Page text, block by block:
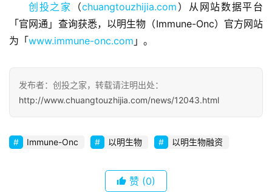
商
业
察
初
业
投稿
创投之家 （chuangtouzhijia.com ）从网站数据平台
「官网通」查询获悉，以明生物（Immune-Onc）官方网站
为「www.immune-onc.com 」。
发布者：创投之家，转载请注明出处：
http://www.chuangtouzhijia.com/news/12043.html
Immune-Onc 以明生物 以明生物融资
赞 (0)